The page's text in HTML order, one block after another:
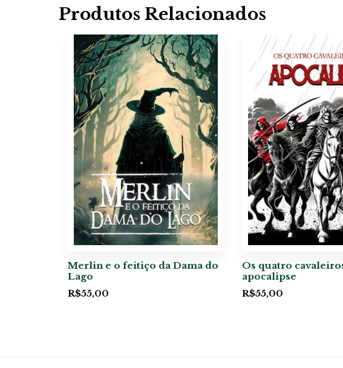
Produtos Relacionados
Merlin e o feitiço da Dama do
Lago
R$55,00
Os quatro
apocalipse
R$55,00